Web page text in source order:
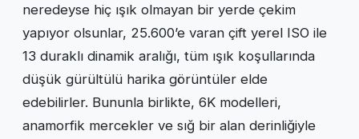
neredeyse hiç ışık olmayan bir yerde çekim
yapıyor olsunlar, 25.600’e varan çift yerel ISO ile
13 duraklı dinamik aralığı, tüm ışık koşullarında
düşük gürültülü harika görüntüler elde
edebilirler. Bununla birlikte, 6K modelleri,
anamorfik mercekler ve sığ bir alan derinliğiyle